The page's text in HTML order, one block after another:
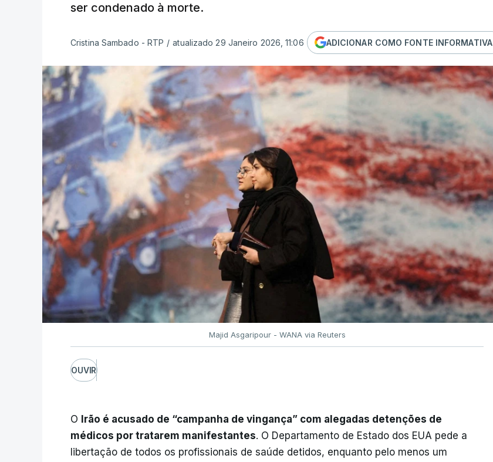
ser condenado à morte.
Cristina Sambado - RTP / atualizado 29 Janeiro 2026, 11:06 ADICIONAR COMO FONTE INFORMATIVA
Majid Asgaripour - WANA via Reuters
OUVIR
O Irão é acusado de “campanha de vingança” com alegadas detenções de
médicos por tratarem manifestantes. O Departamento de Estado dos EUA pede a
libertação de todos os profissionais de saúde detidos, enquanto pelo menos um